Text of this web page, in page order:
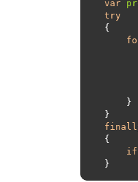
var
try
if